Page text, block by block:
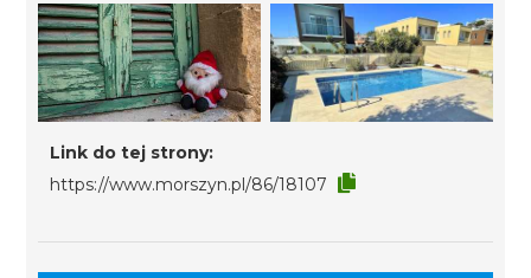
Link do tej strony:
https://www.morszyn.pl/86/18107